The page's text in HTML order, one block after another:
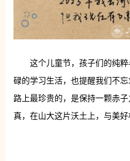
这个儿童节，孩子们的纯
碌的学习生活，也提醒我们不
路上最珍贵的，是保持一颗赤
真，在山大这片沃土上，与美好